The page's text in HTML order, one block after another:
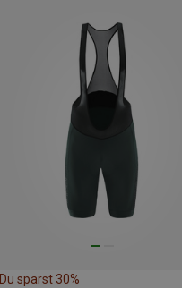
Du sparst 30%